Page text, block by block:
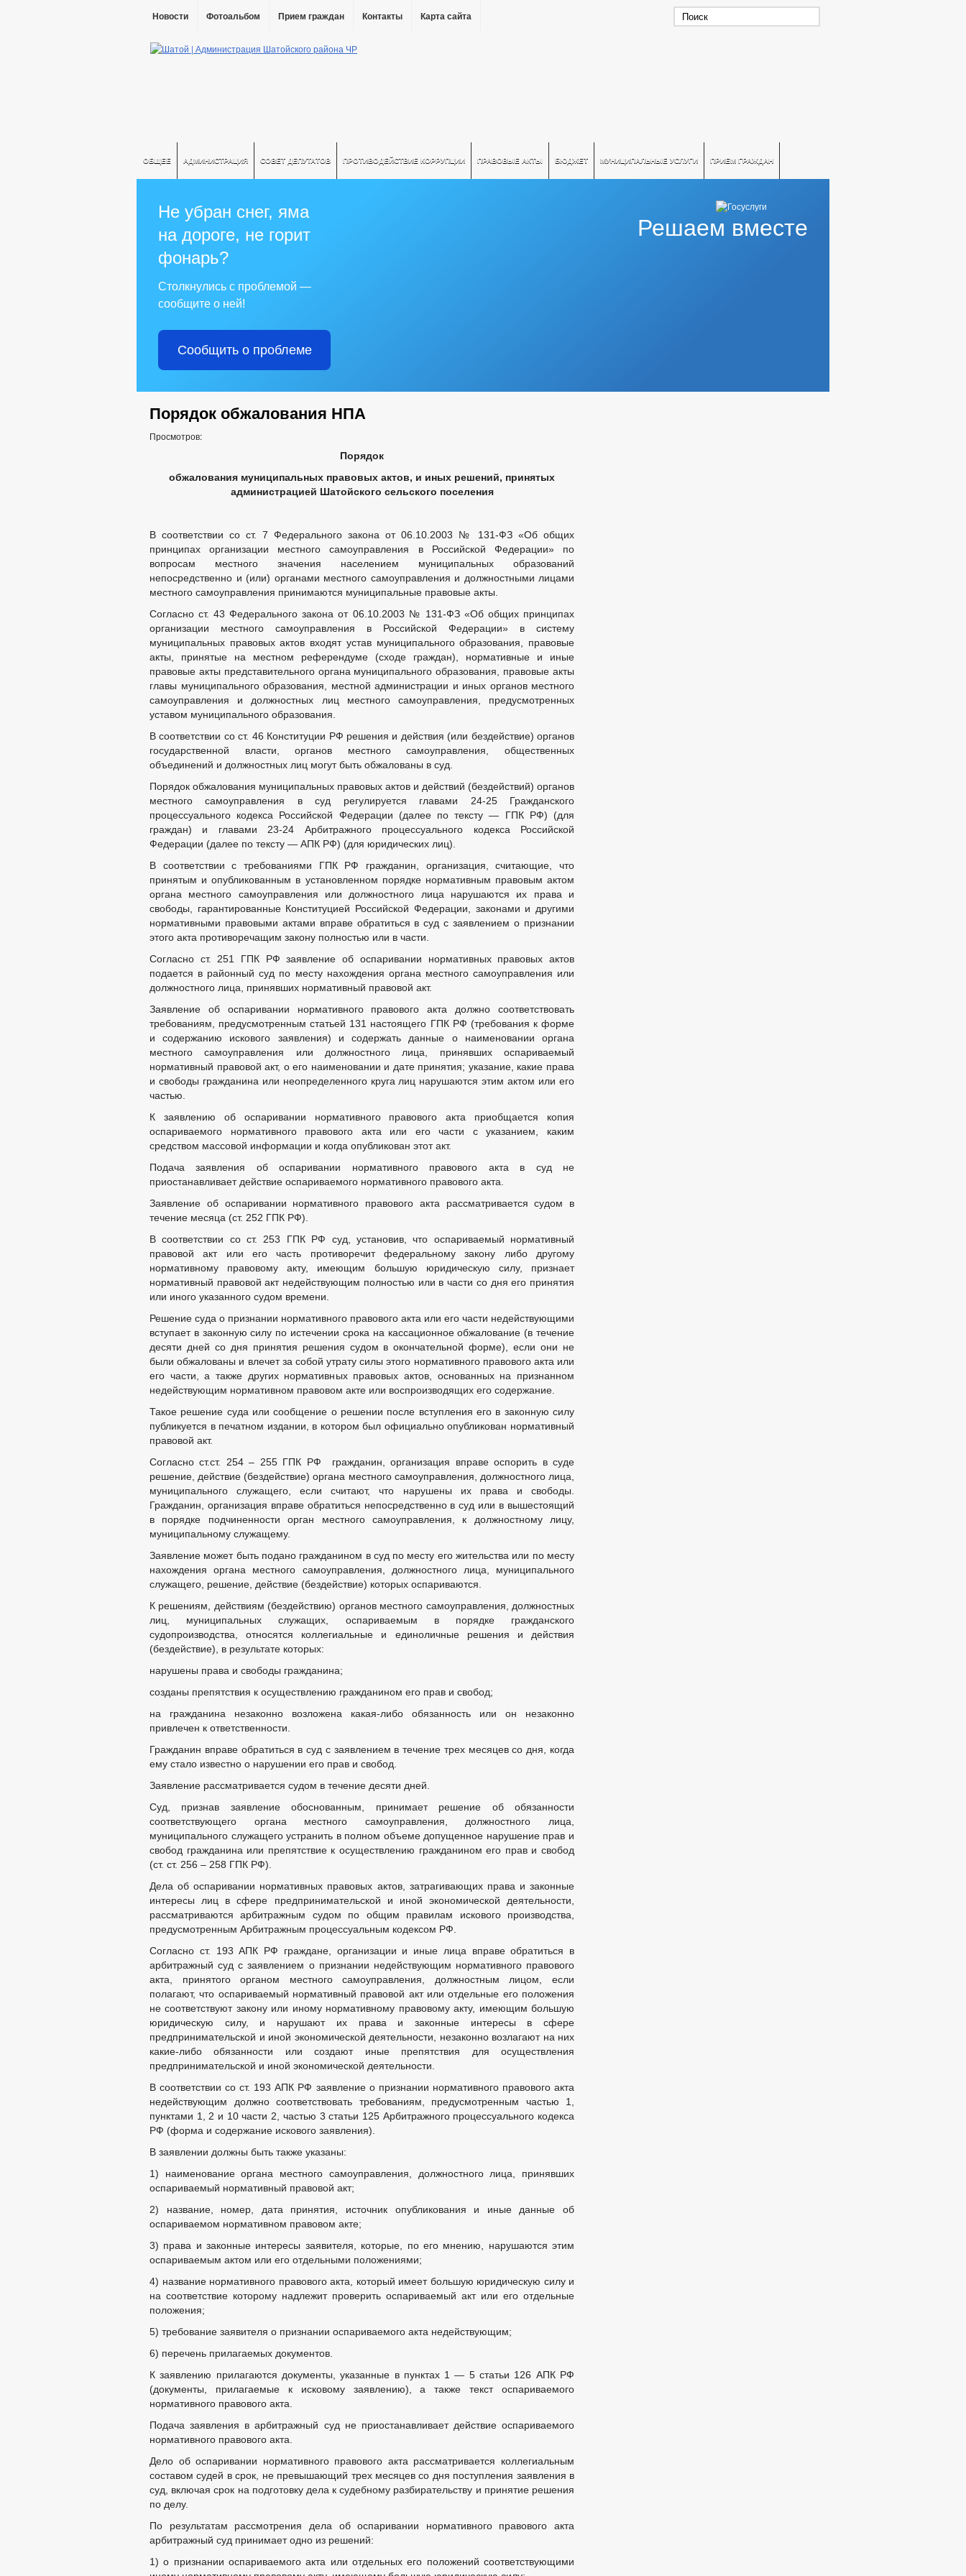
Новости Фотоальбом Прием граждан Контакты Карта сайта
ОБЩЕЕ АДМИНИСТРАЦИЯ СОВЕТ ДЕПУТАТОВ ПРОТИВОДЕЙСТВИЕ КОРРУПЦИИ ПРАВОВЫЕ АКТЫ БЮДЖЕТ МУНИЦИПАЛЬНЫЕ УСЛУГИ ПРИЕМ ГРАЖДАН
Решаем вместе
Не убран снег, яма
на дороге, не горит
фонарь?
Столкнулись с проблемой —
сообщите о ней!
Сообщить о проблеме
Порядок обжалования НПА
Просмотров:
Порядок
обжалования муниципальных правовых актов, и иных решений, принятых
администрацией Шатойского сельского поселения
В соответствии со ст. 7 Федерального закона от 06.10.2003 № 131-ФЗ «Об общих
принципах организации местного самоуправления в Российской Федерации» по
вопросам местного значения населением муниципальных образований
непосредственно и (или) органами местного самоуправления и должностными лицами
местного самоуправления принимаются муниципальные правовые акты.
Согласно ст. 43 Федерального закона от 06.10.2003 № 131-ФЗ «Об общих принципах
организации местного самоуправления в Российской Федерации» в систему
муниципальных правовых актов входят устав муниципального образования, правовые
акты, принятые на местном референдуме (сходе граждан), нормативные и иные
правовые акты представительного органа муниципального образования, правовые акты
главы муниципального образования, местной администрации и иных органов местного
самоуправления и должностных лиц местного самоуправления, предусмотренных
уставом муниципального образования.
В соответствии со ст. 46 Конституции РФ решения и действия (или бездействие) органов
государственной власти, органов местного самоуправления, общественных
объединений и должностных лиц могут быть обжалованы в суд.
Порядок обжалования муниципальных правовых актов и действий (бездействий) органов
местного самоуправления в суд регулируется главами 24-25 Гражданского
процессуального кодекса Российской Федерации (далее по тексту — ГПК РФ) (для
граждан) и главами 23-24 Арбитражного процессуального кодекса Российской
Федерации (далее по тексту — АПК РФ) (для юридических лиц).
В соответствии с требованиями ГПК РФ гражданин, организация, считающие, что
принятым и опубликованным в установленном порядке нормативным правовым актом
органа местного самоуправления или должностного лица нарушаются их права и
свободы, гарантированные Конституцией Российской Федерации, законами и другими
нормативными правовыми актами вправе обратиться в суд с заявлением о признании
этого акта противоречащим закону полностью или в части.
Согласно ст. 251 ГПК РФ заявление об оспаривании нормативных правовых актов
подается в районный суд по месту нахождения органа местного самоуправления или
должностного лица, принявших нормативный правовой акт.
Заявление об оспаривании нормативного правового акта должно соответствовать
требованиям, предусмотренным статьей 131 настоящего ГПК РФ (требования к форме
и содержанию искового заявления) и содержать данные о наименовании органа
местного самоуправления или должностного лица, принявших оспариваемый
нормативный правовой акт, о его наименовании и дате принятия; указание, какие права
и свободы гражданина или неопределенного круга лиц нарушаются этим актом или его
частью.
К заявлению об оспаривании нормативного правового акта приобщается копия
оспариваемого нормативного правового акта или его части с указанием, каким
средством массовой информации и когда опубликован этот акт.
Подача заявления об оспаривании нормативного правового акта в суд не
приостанавливает действие оспариваемого нормативного правового акта.
Заявление об оспаривании нормативного правового акта рассматривается судом в
течение месяца (ст. 252 ГПК РФ).
В соответствии со ст. 253 ГПК РФ суд, установив, что оспариваемый нормативный
правовой акт или его часть противоречит федеральному закону либо другому
нормативному правовому акту, имеющим большую юридическую силу, признает
нормативный правовой акт недействующим полностью или в части со дня его принятия
или иного указанного судом времени.
Решение суда о признании нормативного правового акта или его части недействующими
вступает в законную силу по истечении срока на кассационное обжалование (в течение
десяти дней со дня принятия решения судом в окончательной форме), если они не
были обжалованы и влечет за собой утрату силы этого нормативного правового акта или
его части, а также других нормативных правовых актов, основанных на признанном
недействующим нормативном правовом акте или воспроизводящих его содержание.
Такое решение суда или сообщение о решении после вступления его в законную силу
публикуется в печатном издании, в котором был официально опубликован нормативный
правовой акт.
Согласно ст.ст. 254 – 255 ГПК РФ гражданин, организация вправе оспорить в суде
решение, действие (бездействие) органа местного самоуправления, должностного лица,
муниципального служащего, если считают, что нарушены их права и свободы.
Гражданин, организация вправе обратиться непосредственно в суд или в вышестоящий
в порядке подчиненности орган местного самоуправления, к должностному лицу,
муниципальному служащему.
Заявление может быть подано гражданином в суд по месту его жительства или по месту
нахождения органа местного самоуправления, должностного лица, муниципального
служащего, решение, действие (бездействие) которых оспариваются.
К решениям, действиям (бездействию) органов местного самоуправления, должностных
лиц, муниципальных служащих, оспариваемым в порядке гражданского
судопроизводства, относятся коллегиальные и единоличные решения и действия
(бездействие), в результате которых:
нарушены права и свободы гражданина;
созданы препятствия к осуществлению гражданином его прав и свобод;
на гражданина незаконно возложена какая-либо обязанность или он незаконно
привлечен к ответственности.
Гражданин вправе обратиться в суд с заявлением в течение трех месяцев со дня, когда
ему стало известно о нарушении его прав и свобод.
Заявление рассматривается судом в течение десяти дней.
Суд, признав заявление обоснованным, принимает решение об обязанности
соответствующего органа местного самоуправления, должностного лица,
муниципального служащего устранить в полном объеме допущенное нарушение прав и
свобод гражданина или препятствие к осуществлению гражданином его прав и свобод
(ст. ст. 256 – 258 ГПК РФ).
Дела об оспаривании нормативных правовых актов, затрагивающих права и законные
интересы лиц в сфере предпринимательской и иной экономической деятельности,
рассматриваются арбитражным судом по общим правилам искового производства,
предусмотренным Арбитражным процессуальным кодексом РФ.
Согласно ст. 193 АПК РФ граждане, организации и иные лица вправе обратиться в
арбитражный суд с заявлением о признании недействующим нормативного правового
акта, принятого органом местного самоуправления, должностным лицом, если
полагают, что оспариваемый нормативный правовой акт или отдельные его положения
не соответствуют закону или иному нормативному правовому акту, имеющим большую
юридическую силу, и нарушают их права и законные интересы в сфере
предпринимательской и иной экономической деятельности, незаконно возлагают на них
какие-либо обязанности или создают иные препятствия для осуществления
предпринимательской и иной экономической деятельности.
В соответствии со ст. 193 АПК РФ заявление о признании нормативного правового акта
недействующим должно соответствовать требованиям, предусмотренным частью 1,
пунктами 1, 2 и 10 части 2, частью 3 статьи 125 Арбитражного процессуального кодекса
РФ (форма и содержание искового заявления).
В заявлении должны быть также указаны:
1) наименование органа местного самоуправления, должностного лица, принявших
оспариваемый нормативный правовой акт;
2) название, номер, дата принятия, источник опубликования и иные данные об
оспариваемом нормативном правовом акте;
3) права и законные интересы заявителя, которые, по его мнению, нарушаются этим
оспариваемым актом или его отдельными положениями;
4) название нормативного правового акта, который имеет большую юридическую силу и
на соответствие которому надлежит проверить оспариваемый акт или его отдельные
положения;
5) требование заявителя о признании оспариваемого акта недействующим;
6) перечень прилагаемых документов.
К заявлению прилагаются документы, указанные в пунктах 1 — 5 статьи 126 АПК РФ
(документы, прилагаемые к исковому заявлению), а также текст оспариваемого
нормативного правового акта.
Подача заявления в арбитражный суд не приостанавливает действие оспариваемого
нормативного правового акта.
Дело об оспаривании нормативного правового акта рассматривается коллегиальным
составом судей в срок, не превышающий трех месяцев со дня поступления заявления в
суд, включая срок на подготовку дела к судебному разбирательству и принятие решения
по делу.
По результатам рассмотрения дела об оспаривании нормативного правового акта
арбитражный суд принимает одно из решений:
1) о признании оспариваемого акта или отдельных его положений соответствующими